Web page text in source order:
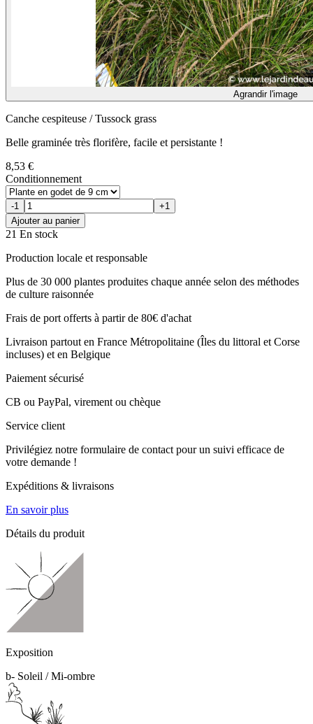
Agrandir l'image
Canche cespiteuse / Tussock grass
Belle graminée très florifère, facile et persistante !
8,53 €
Conditionnement
-1
+1
Ajouter au panier
21 En stock
Production locale et responsable
Plus de 30 000 plantes produites chaque année selon des méthodes
de culture raisonnée
Frais de port offerts à partir de 80€ d'achat
Livraison partout en France Métropolitaine (Îles du littoral et Corse
incluses) et en Belgique
Paiement sécurisé
CB ou PayPal, virement ou chèque
Service client
Privilégiez notre formulaire de contact pour un suivi efficace de
votre demande !
Expéditions & livraisons
En savoir plus
Détails du produit
Exposition
b- Soleil / Mi-ombre